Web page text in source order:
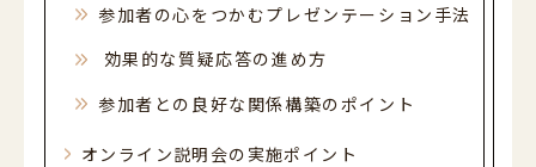
参加者の心をつかむプレゼンテーション手法
効果的な質疑応答の進め方
参加者との良好な関係構築のポイント
オンライン説明会の実施ポイント